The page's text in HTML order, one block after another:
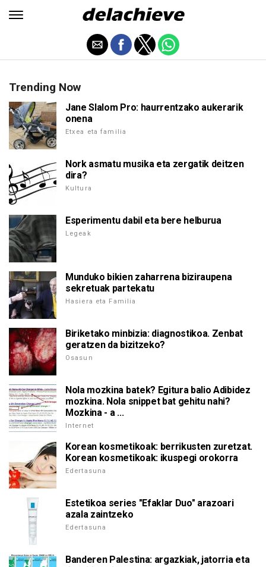
Trending Now
Jane Slalom Pro: haurrentzako aukerarik
onena
Etxea eta familia
Nork asmatu musika eta zergatik deitzen
dira?
Kultura
Esperimentu dabil eta bere helburua
Legeak
Munduko bikien zaharrena biziraupena
sekretuak partekatu
Hasiera eta Familia
Biriketako minbizia: diagnostikoa. Zenbat
geratzen da bizitzeko?
Osasun
Nola mozkina batek? Egitura balio Adibidez
mozkina. Nola snippet bat gehitu nahi?
Mozkina - a ...
Internet
Korean kosmetikoak: berrikusten zuretzat.
Korean kosmetikoak: ikuspegi orokorra
Edertasuna
Estetikoa series "Efaklar Duo" arazoari
azala zaintzeko
Edertasuna
Banderen Palestina: argazkiak, jatorria eta